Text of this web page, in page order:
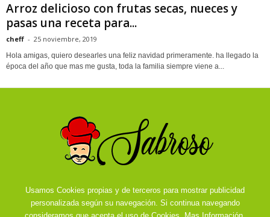
Arroz delicioso con frutas secas, nueces y
pasas una receta para...
cheff - 25 noviembre, 2019
Hola amigas, quiero desearles una feliz navidad primeramente. ha llegado la
época del año que mas me gusta, toda la familia siempre viene a...
Usamos Cookies propias y de terceros para mostrar publicidad
personalizada según su navegación. Si continua navegando